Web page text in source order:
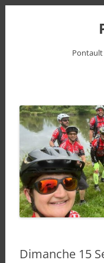
Pontault
Dimanche 15